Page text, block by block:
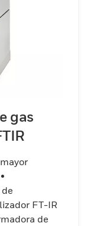
gas
FT-IR
de